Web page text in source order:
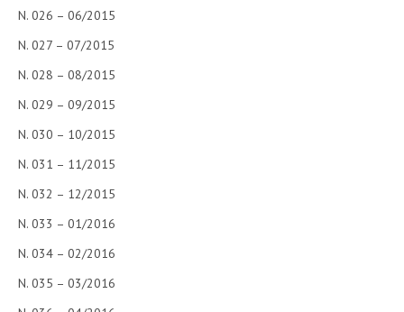
N. 026 – 06/2015
N. 027 – 07/2015
N. 028 – 08/2015
N. 029 – 09/2015
N. 030 – 10/2015
N. 031 – 11/2015
N. 032 – 12/2015
N. 033 – 01/2016
N. 034 – 02/2016
N. 035 – 03/2016